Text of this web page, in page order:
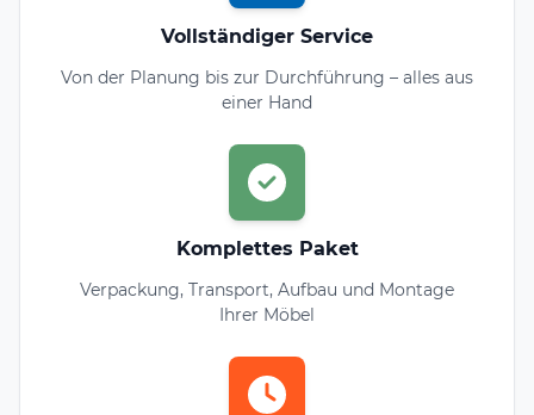
Vollständiger Service
Von der Planung bis zur Durchführung – alles aus
einer Hand
Komplettes Paket
Verpackung, Transport, Aufbau und Montage
Ihrer Möbel